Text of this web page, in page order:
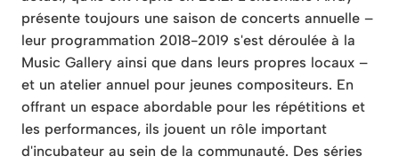
présente toujours une saison de concerts annuelle –
leur programmation 2018-2019 s'est déroulée à la
Music Gallery ainsi que dans leurs propres locaux –
et un atelier annuel pour jeunes compositeurs. En
offrant un espace abordable pour les répétitions et
les performances, ils jouent un rôle important
d'incubateur au sein de la communauté. Des séries